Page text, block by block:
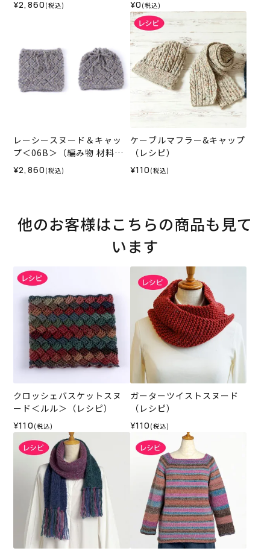
¥2,860 (税込) ¥0 (税込)
レーシースヌード＆キャッ
プ＜06B＞（編み物 材料セ
ット）
¥2,860 (税込)
ケーブルマフラー&キャップ
（レシピ）
¥110 (税込)
他のお客様はこちらの商品も見て
います
クロッシェバスケットスヌ
ード＜ルル＞（レシピ）
¥110 (税込)
ガーターツイストスヌード
（レシピ）
¥110 (税込)